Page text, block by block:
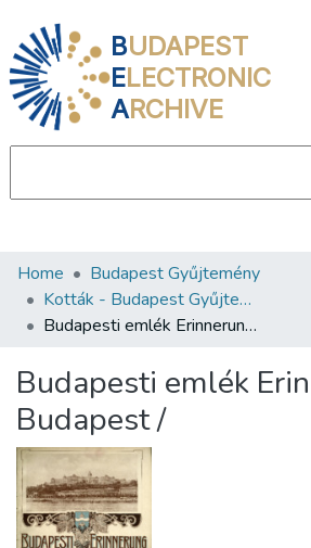
BUDAPEST
ELECTRONIC
ARCHIVE
Communities & Collections
All of DSpace
About us
Home
Budapest Gyűjtemény
Kották - Budapest Gyűjtemény
Budapesti emlék Erinnerung an Budapest /
Budapesti emlék
Budapest /